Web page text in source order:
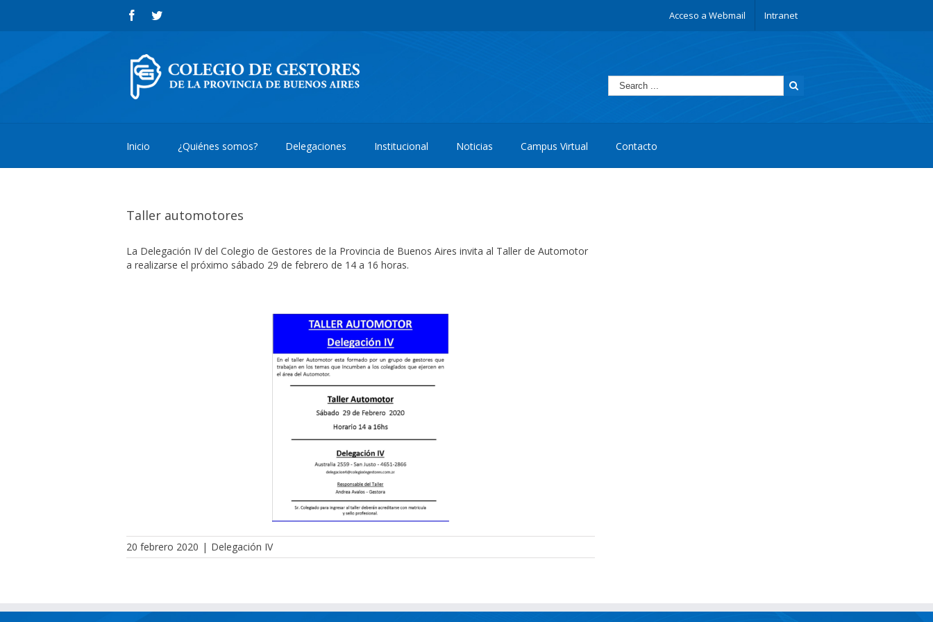
Acceso a Webmail Intranet
Inicio ¿Quiénes somos? Delegaciones Institucional Noticias Campus Virtual Contacto
Taller automotores
La Delegación IV del Colegio de Gestores de la Provincia de Buenos Aires invita al Taller de Automotor
a realizarse el próximo sábado 29 de febrero de 14 a 16 horas.
20 febrero 2020 | Delegación IV